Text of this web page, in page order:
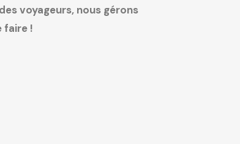
voyageurs, nous gérons
faire !